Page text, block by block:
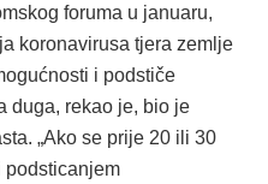
foruma u ​​januaru,
koronavirusa tjera zemlje
i podstiče
duga, rekao je, bio je
„Ako se prije 20 ili 30
podsticanjem